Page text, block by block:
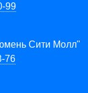
99
Сити Молл"
76